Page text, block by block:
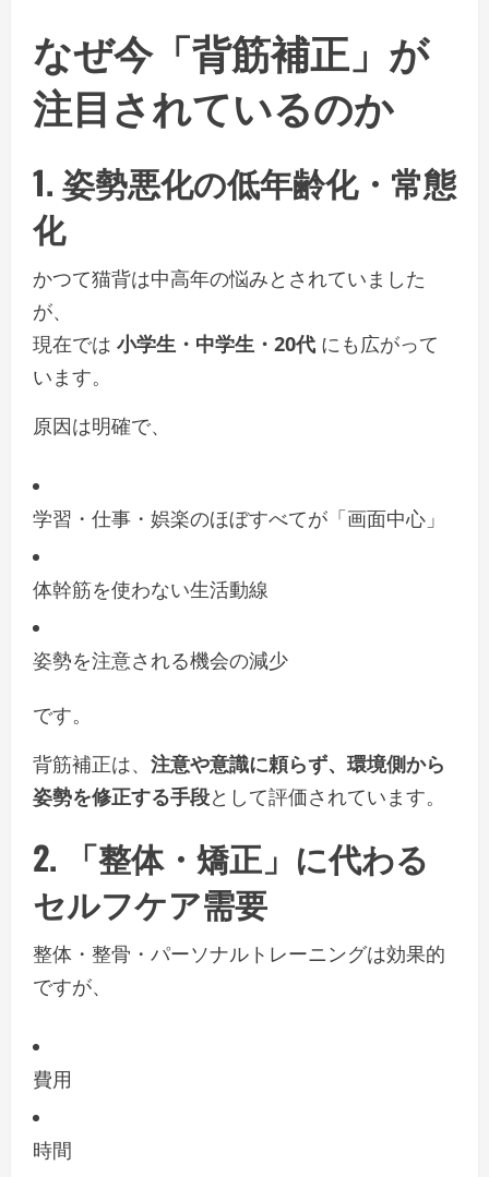
なぜ今「背筋補正」が
注目されているのか
1. 姿勢悪化の低年齢化・常態
化
かつて猫背は中高年の悩みとされていました
が、
現在では 小学生・中学生・20代 にも広がって
います。
原因は明確で、
学習・仕事・娯楽のほぼすべてが「画面中心」
体幹筋を使わない生活動線
姿勢を注意される機会の減少
です。
背筋補正は、 注意や意識に頼らず、環境側から
姿勢を修正する手段として評価されています。
2. 「整体・矯正」に代わる
セルフケア需要
整体・整骨・パーソナルトレーニングは効果的
ですが、
費用
時間